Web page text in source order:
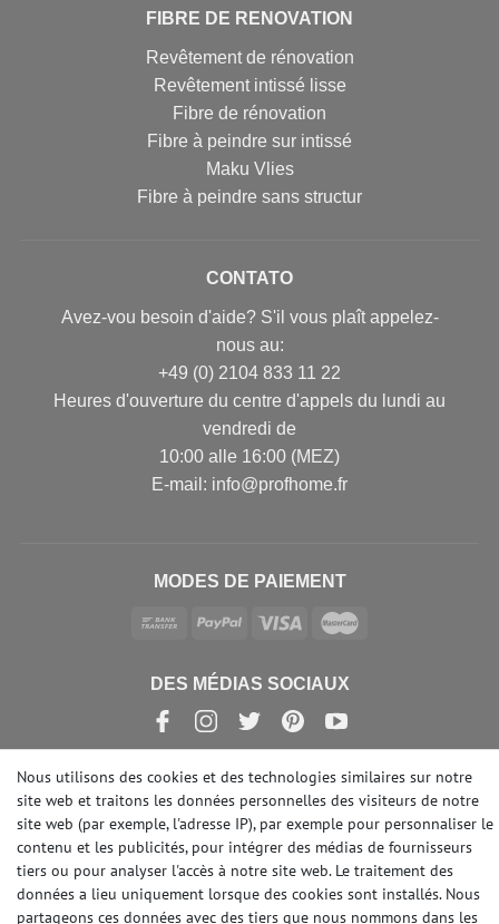
FIBRE DE RENOVATION
Revêtement de rénovation
Revêtement intissé lisse
Fibre de rénovation
Fibre à peindre sur intissé
Maku Vlies
Fibre à peindre sans structur
CONTATO
Avez-vou besoin d'aide? S'il vous plaît appelez-
nous au:
+49 (0) 2104 833 11 22
Heures d'ouverture du centre d'appels du lundi au
vendredi de
10:00 alle 16:00 (MEZ)
E-mail: info@profhome.fr
MODES DE PAIEMENT
DES MÉDIAS SOCIAUX
© Copyright 2026 | e-Delux GmbH
Nous utilisons des cookies et des technologies similaires sur notre
site web et traitons les données personnelles des visiteurs de notre
site web (par exemple, l'adresse IP), par exemple pour personnaliser le
contenu et les publicités, pour intégrer des médias de fournisseurs
tiers ou pour analyser l'accès à notre site web. Le traitement des
données a lieu uniquement lorsque des cookies sont installés. Nous
partageons ces données avec des tiers que nous nommons dans les